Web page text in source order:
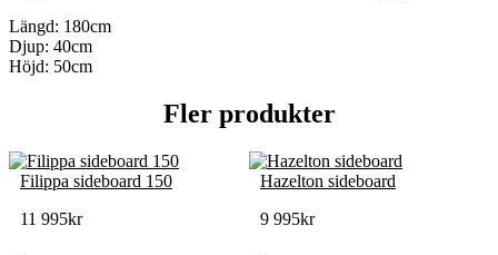
Längd: 180cm
Djup: 40cm
Höjd: 50cm
Fler produkter
Filippa sideboard 150
11 995kr
Hazelton sideboard
9 995kr